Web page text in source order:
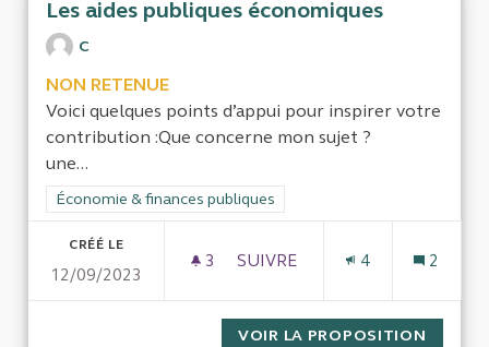
Les aides publiques économiques
C
NON RETENUE
Voici quelques points d’appui pour inspirer votre
contribution :Que concerne mon sujet ?
une...
Filtrer les résultats de la catégorie : Économie & finances
Économie & finances publiques
CRÉÉ LE
12/09/2023
3 3 ABONNÉS
SUIVRE
4 2
VOIR LA PROPOSITION